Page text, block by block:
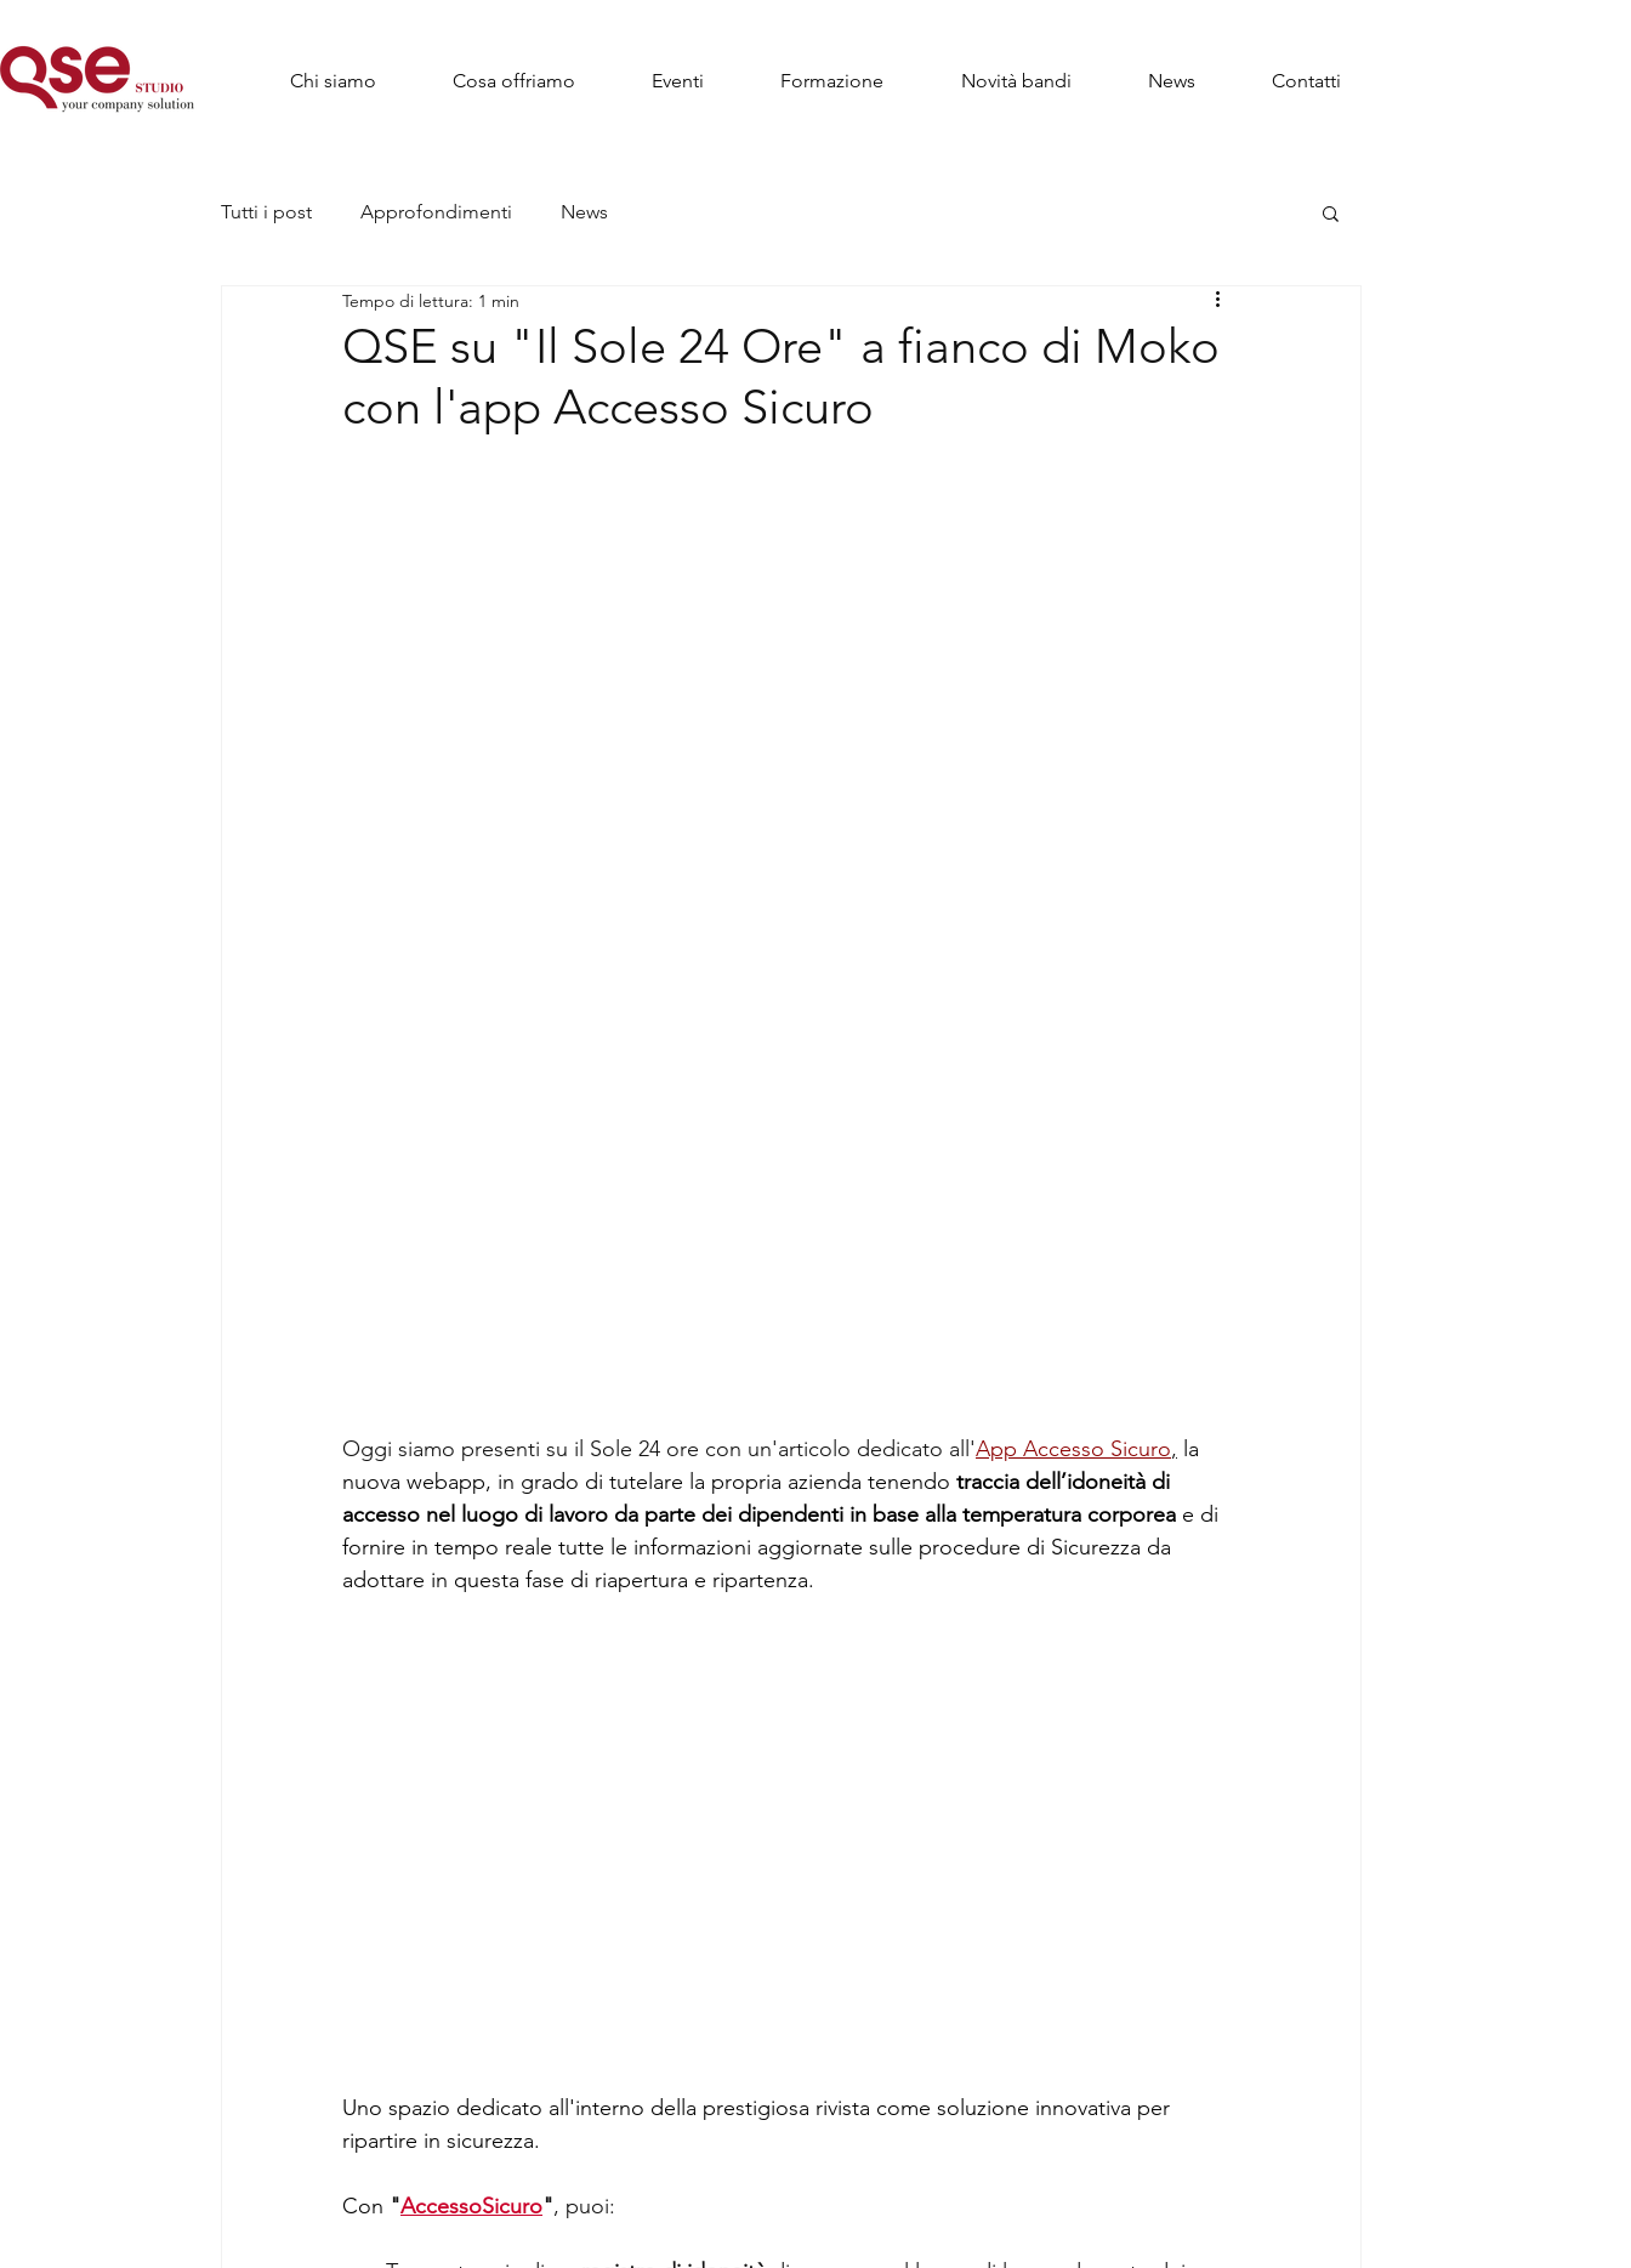
Chi siamo Cosa offriamo Eventi Formazione Novità bandi News Contatti
Tutti i post Approfondimenti News
QSE su "Il Sole 24 Ore" a fianco di Moko
con l'app Accesso Sicuro
Tempo di lettura: 1 min
Oggi siamo presenti su il Sole 24 ore con un'articolo dedicato all'App Accesso Sicuro, la
nuova webapp, in grado di tutelare la propria azienda tenendo traccia dell’idoneità di
accesso nel luogo di lavoro da parte dei dipendenti in base alla temperatura corporea e di
fornire in tempo reale tutte le informazioni aggiornate sulle procedure di Sicurezza da
adottare in questa fase di riapertura e ripartenza.
Uno spazio dedicato all'interno della prestigiosa rivista come soluzione innovativa per
ripartire in sicurezza.
Con "AccessoSicuro", puoi: